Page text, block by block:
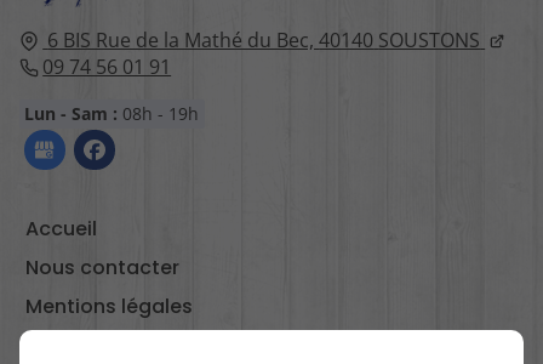
6 BIS Rue de la Mathé du Bec,40140 SOUSTONS
09 74 56 01 91
Lun - Sam : 08h - 19h
Accueil
Nous contacter
Mentions légales